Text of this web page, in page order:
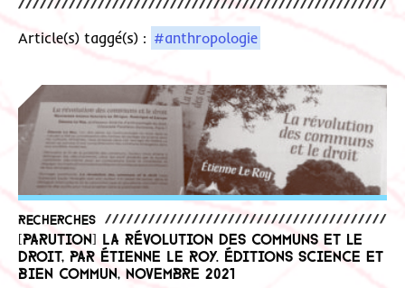
Article(s) taggé(s) : #anthropologie
Recherches
[Parution] La révolution des communs et le
droit, par Étienne Le Roy. Éditions Science et
Bien Commun, novembre 2021